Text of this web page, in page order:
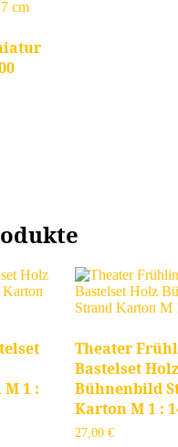
1 :
Theater
Bastelset Holz
Bühnenbild
Karton M 1 :
27,00 €